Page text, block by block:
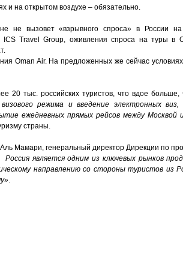
и на открытом воздухе – обязательно.
не вызовет «взрывного спроса» в России
ICS Travel Group, оживления спроса на туры
Oman Air. На предложенных же сейчас
20 тыс. российских туристов, что вдое
режима и введение электронных
ежедневных прямых рейсов между Москвой
страны.
Мамари, генеральный директор Дирекции по
Россия является одним из ключевых рынков
направлению со стороны туристов из
».